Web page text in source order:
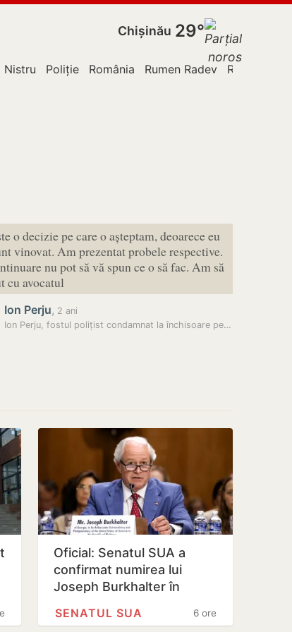
Chișinău 29°
Nistru Poliție România Rumen Radev Rusia
o decizie pe care o așteptam, deoarece eu
vinovat. Am prezentat probele respective.
nu pot să vă spun ce o să fac. Am să
cu avocatul
Ion Perju, 2 ani
Ion Perju, fostul polițist condamnat la închisoare pentru uciderea lui…
Oficial: Senatul SUA a
confirmat numirea lui
Joseph Burkhalter în
Republica…
6 ore
SENATUL SUA